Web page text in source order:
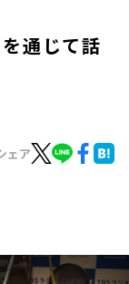
通じて話
ェア